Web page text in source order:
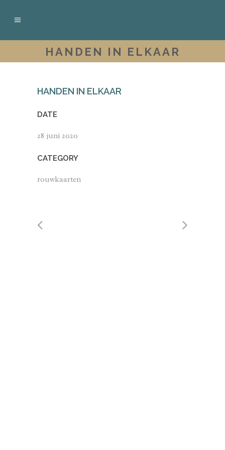
HANDEN IN ELKAAR
HANDEN IN ELKAAR
DATE
28 juni 2020
CATEGORY
rouwkaarten